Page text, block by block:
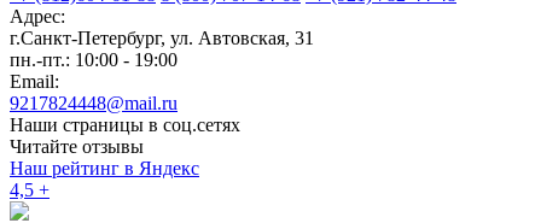
Адрес:
г.Санкт-Петербург, ул. Автовская, 31
пн.-пт.: 10:00 - 19:00
Email:
9217824448@mail.ru
Наши страницы в соц.сетях
Читайте отзывы
Наш рейтинг в Яндекс
4,5 +